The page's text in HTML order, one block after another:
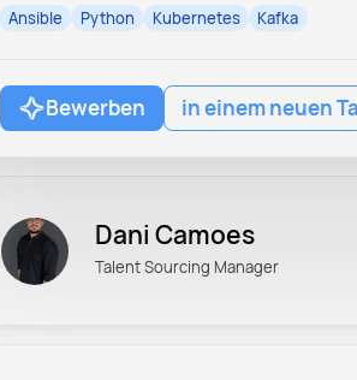
Ansible Python Kubernetes Kafka
Bewerben in einem neuen
Dani Camoes
Talent Sourcing Manager